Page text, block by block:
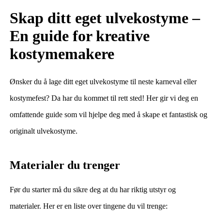
Skap ditt eget ulvekostyme –
En guide for kreative
kostymemakere
Ønsker du å lage ditt eget ulvekostyme til neste karneval eller
kostymefest? Da har du kommet til rett sted! Her gir vi deg en
omfattende guide som vil hjelpe deg med å skape et fantastisk og
originalt ulvekostyme.
Materialer du trenger
Før du starter må du sikre deg at du har riktig utstyr og
materialer. Her er en liste over tingene du vil trenge: